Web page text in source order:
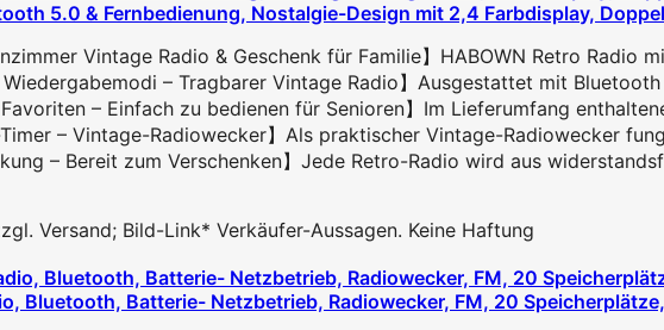
5.0 & Fernbedienung, Nostalgie-Design mit 2,4 Farbdisplay,
Vintage Radio & Geschenk für Familie】HABOWN Retro Radio
Wiedergabemodi – Tragbarer Vintage Radio】Ausgestattet mit
– Einfach zu bedienen für Senioren】Im Lieferumfang
– Vintage-Radiowecker】Als praktischer Vintage-Radiowecker
– Bereit zum Verschenken】Jede Retro-Radio wird aus
Versand; Bild-Link* Verkäufer-Aussagen. Keine Haftung
Bluetooth, Batterie- Netzbetrieb, Radiowecker, FM, 20